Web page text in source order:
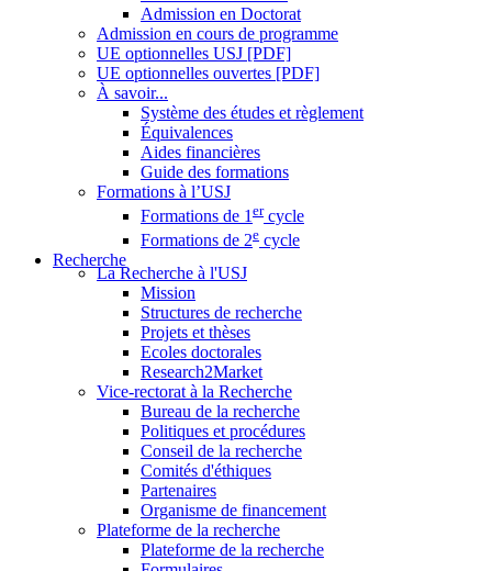
Admission en Doctorat
Admission en cours de programme
UE optionnelles USJ [PDF]
UE optionnelles ouvertes [PDF]
À savoir...
Système des études et règlement
Équivalences
Aides financières
Guide des formations
Formations à l’USJ
Formations de 1 ercycle
Formations de 2e cycle
Recherche
La Recherche à l'USJ
Mission
Structures de recherche
Projets et thèses
Ecoles doctorales
Research2Market
Vice-rectorat à la Recherche
Bureau de la recherche
Politiques et procédures
Conseil de la recherche
Comités d'éthiques
Partenaires
Organisme de financement
Plateforme de la recherche
Plateforme de la recherche